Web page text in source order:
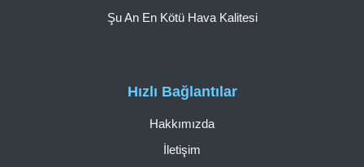
Hızlı Bağlantılar
Hakkımızda
İletişim
Şu An En Kötü Hava Kalitesi